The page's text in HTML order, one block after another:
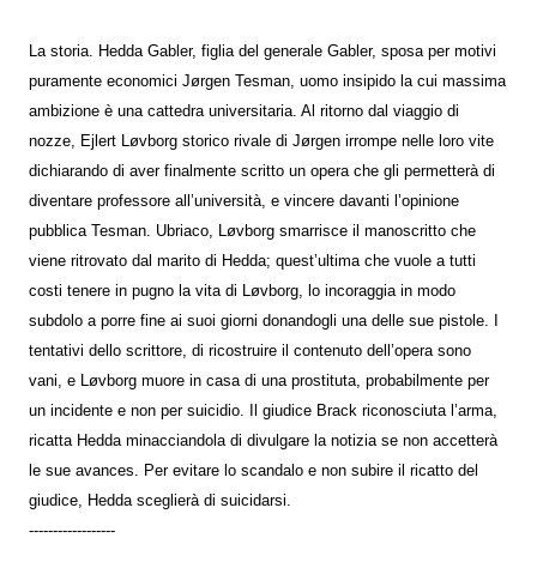
La storia. Hedda Gabler, figlia del generale Gabler, sposa per motivi
puramente economici Jørgen Tesman, uomo insipido la cui massima
ambizione è una cattedra universitaria. Al ritorno dal viaggio di
nozze, Ejlert Løvborg storico rivale di Jørgen irrompe nelle loro vite
dichiarando di aver finalmente scritto un opera che gli permetterà di
diventare professore all’università, e vincere davanti l’opinione
pubblica Tesman. Ubriaco, Løvborg smarrisce il manoscritto che
viene ritrovato dal marito di Hedda; quest’ultima che vuole a tutti
costi tenere in pugno la vita di Løvborg, lo incoraggia in modo
subdolo a porre fine ai suoi giorni donandogli una delle sue pistole. I
tentativi dello scrittore, di ricostruire il contenuto dell’opera sono
vani, e Løvborg muore in casa di una prostituta, probabilmente per
un incidente e non per suicidio. Il giudice Brack riconosciuta l’arma,
ricatta Hedda minacciandola di divulgare la notizia se non accetterà
le sue avances. Per evitare lo scandalo e non subire il ricatto del
giudice, Hedda sceglierà di suicidarsi.
------------------